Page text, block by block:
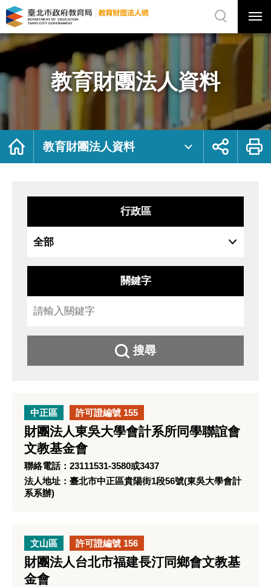
教
育
團
資
料
府
局
法
網
站
選
選
單
關
網
站
尋
教育財團法人資料
首
教育財團法人資料
展
鈕
列
行政區
關鍵字
搜尋
中正區 許可證編號 155
財團法人東吳大學會計系所同學聯誼會
文教基金會
聯絡電話：23111531-3580或3437
法人地址：臺北市中正區貴陽街1段56號(東吳大學會計
系系辦)
文山區 許可證編號 156
財團法人台北市福建長汀同鄉會文教基
金會